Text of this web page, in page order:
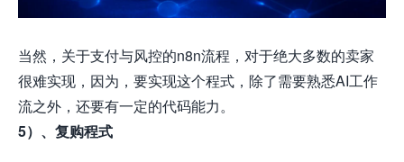
当然，关于支付与风控的n8n流程，对于绝大多数的卖家
很难实现，因为，要实现这个程式，除了需要熟悉AI工作
流之外，还要有一定的代码能力。
5）、复购程式